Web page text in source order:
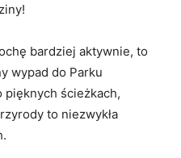
⁢bardziej aktywnie, ⁤to
wypad do Parku
pięknych ‍ścieżkach,
to ⁤niezwykła